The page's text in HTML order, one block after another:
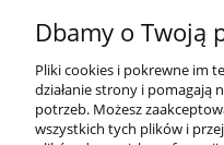
Dbamy o Twoją
Pliki cookies i pokrewne im
działanie strony i pomagają
potrzeb. Możesz
wszystkich tych plików i